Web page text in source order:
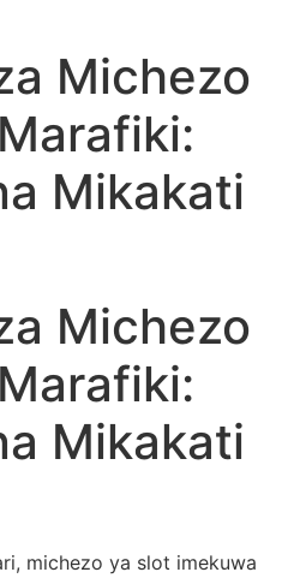
Michezo
Mikakati
Michezo
Mikakati
michezo ya slot imekuwa